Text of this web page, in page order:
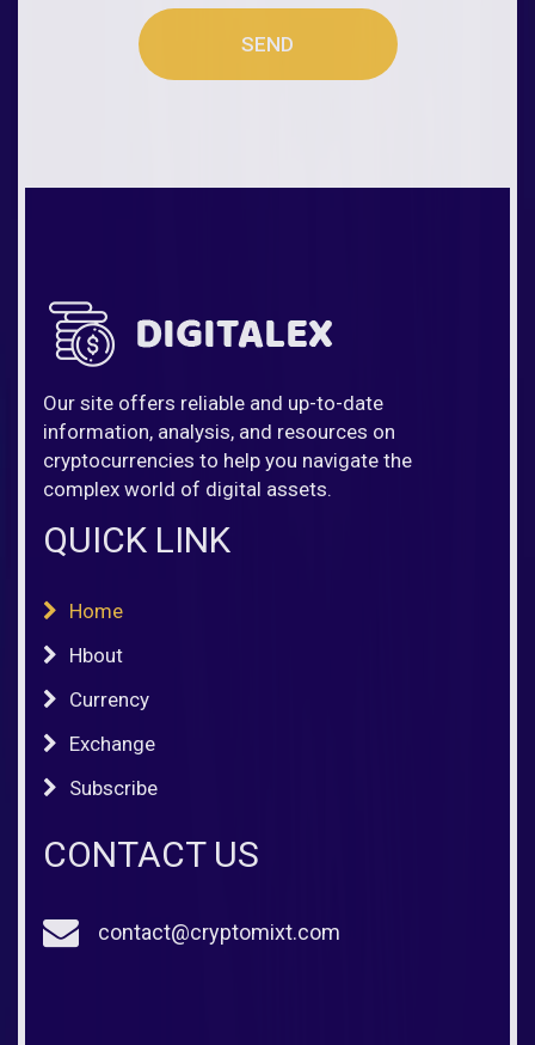
SEND
Our site offers reliable and up-to-date
information, analysis, and resources on
cryptocurrencies to help you navigate the
complex world of digital assets.
QUICK LINK
Home
Hbout
Currency
Exchange
Subscribe
CONTACT US
contact@cryptomixt.com